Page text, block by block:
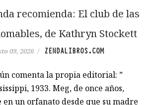
recomienda: El club de las
de Kathryn Stockett
09, 2026 / ZENDALIBROS.COM
comenta la propia editorial: ”
1933. Meg, de once años,
en un orfanato desde que su madre